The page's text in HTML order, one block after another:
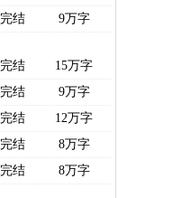
完结 9万字
完结
15万字
完结
9万字
完结
12万字
完结
8万字
完结 8万字